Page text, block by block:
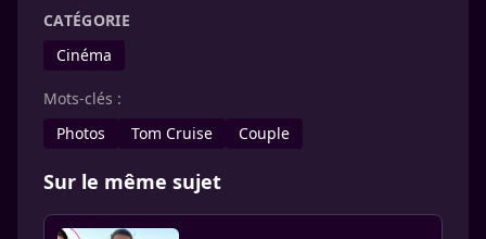
CATÉGORIE
Cinéma
Mots-clés :
Photos
Tom Cruise Couple
Sur le même sujet